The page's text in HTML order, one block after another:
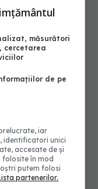
măsurători
cercetarea
de pe
iar
identificatori unici
accesate de și
în mod
putem folosi
partenerilor.